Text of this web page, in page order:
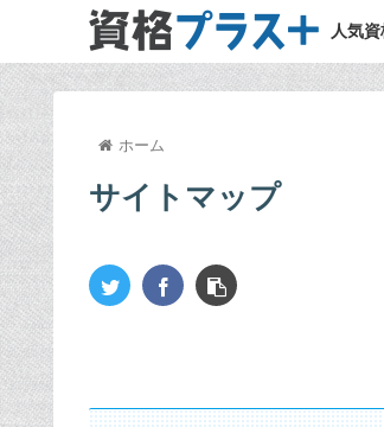
人気
ホーム
サイトマップ